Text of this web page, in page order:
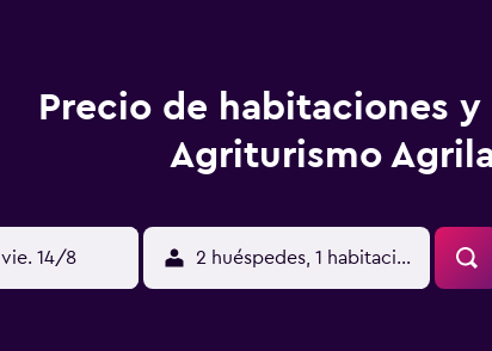
Precio de habitaciones
Agriturismo
vie. 14/8 2 huéspedes, 1 habitación